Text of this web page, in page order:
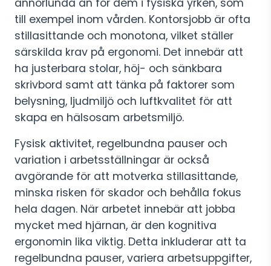
annorlunda än för dem i fysiska yrken, som
till exempel inom vården. Kontorsjobb är ofta
stillasittande och monotona, vilket ställer
särskilda krav på ergonomi. Det innebär att
ha justerbara stolar, höj- och sänkbara
skrivbord samt att tänka på faktorer som
belysning, ljudmiljö och luftkvalitet för att
skapa en hälsosam arbetsmiljö.
Fysisk aktivitet, regelbundna pauser och
variation i arbetsställningar är också
avgörande för att motverka stillasittande,
minska risken för skador och behålla fokus
hela dagen. När arbetet innebär att jobba
mycket med hjärnan, är den kognitiva
ergonomin lika viktig. Detta inkluderar att ta
regelbundna pauser, variera arbetsuppgifter,